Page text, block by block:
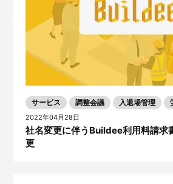
サービス 調整会議 入退場管理
2022年04月28日
社名変更に伴うBuildee利用料請求
更